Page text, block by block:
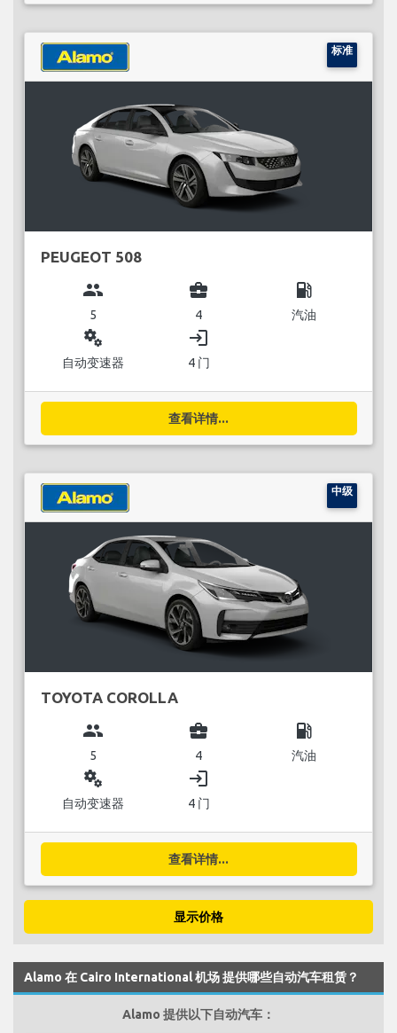
标准
PEUGEOT 508
group
5
business_center
4
local_gas_station
汽油
miscellaneous_services
自动变速器
login
4 门
查看详情...
中级
TOYOTA COROLLA
group
5
business_center
4
local_gas_station
汽油
miscellaneous_services
自动变速器
login
4 门
查看详情...
显示价格
Alamo 在 Cairo International 机场 提供哪些自动汽车租赁？
Alamo 提供以下自动汽车：